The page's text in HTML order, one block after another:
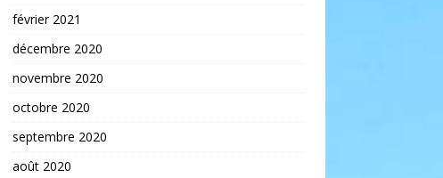
février 2021
décembre 2020
novembre 2020
octobre 2020
septembre 2020
août 2020